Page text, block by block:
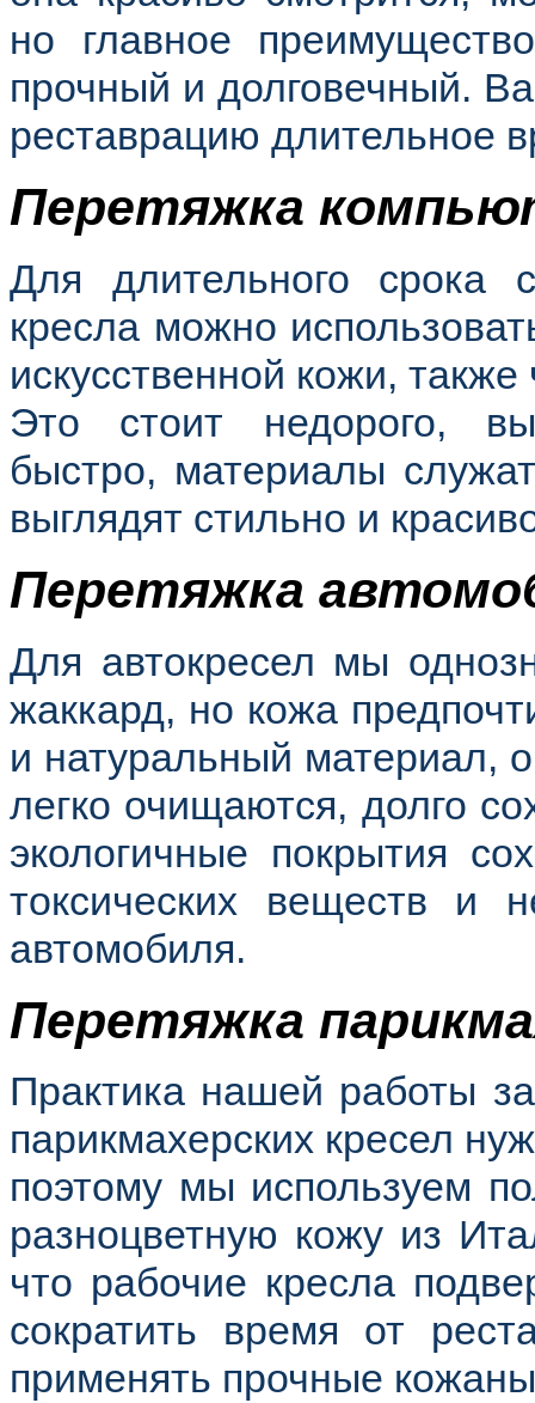
но главное
прочный и долговечный.
реставрацию длительное
Перетяжка
Для длительного срока
кресла можно
искусственной кожи,
Это стоит недорого,
быстро, материалы
выглядят стильно и
Перетяжка
Для автокресел мы
жаккард, но кожа
и натуральный материал,
легко очищаются, долго
экологичные покрытия
токсических веществ и
автомобиля.
Перетяжка
Практика нашей работы
парикмахерских кресел
поэтому мы используем
разноцветную кожу из
что рабочие кресла
сократить время от
применять прочные